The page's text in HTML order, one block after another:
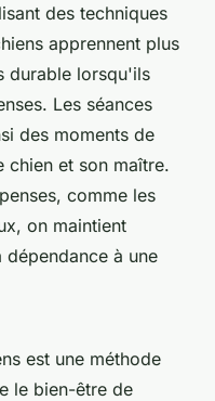
des techniques
apprennent plus
durable lorsqu'ils
Les séances
des moments de
et son maître.
comme les
on maintient
à une
est une méthode
le bien-être de